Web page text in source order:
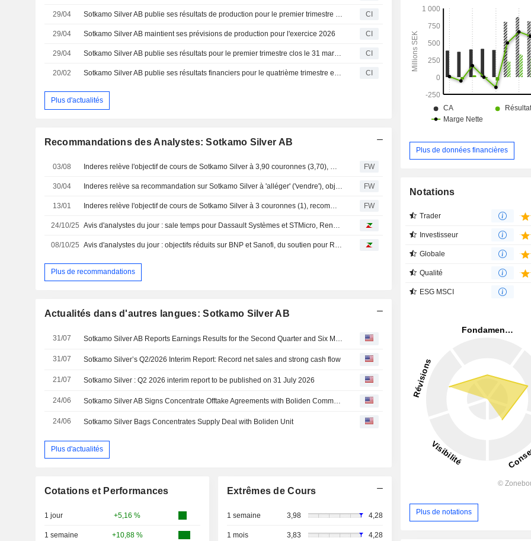
29/04 Sotkamo Silver AB publie ses résultats de production pour le premier trimestre clos le 31 mars 2026 CI
29/04 Sotkamo Silver AB maintient ses prévisions de production pour l'exercice 2026 CI
29/04 Sotkamo Silver AB publie ses résultats pour le premier trimestre clos le 31 mars 2026 CI
20/02 Sotkamo Silver AB publie ses résultats financiers pour le quatrième trimestre et l'année complète clos au 31 décembre 2025 CI
Plus d'actualités
Recommandations des Analystes: Sotkamo Silver AB
03/08 FW
30/04 FW
13/01 FW
24/10/25
08/10/25
Plus de recommandations
Actualités dans d'autres langues: Sotkamo Silver AB
31/07
31/07 Sotkamo Silver’s Q2/2026 Interim Report: Record net sales and strong cash flow
21/07 Sotkamo Silver : Q2 2026 interim report to be published on 31 July 2026
24/06
24/06 Sotkamo Silver Bags Concentrates Supply Deal with Boliden Unit
Plus d'actualités
Cotations et Performances
1 jour +5,16 %
1 semaine +10,88 %
Extrêmes de Cours
1 semaine 3,98 4,28
1 mois 3,83 4,28
Plus de données financières
Notations
Trader
Investisseur
Globale
Qualité
ESG MSCI
Plus de notations